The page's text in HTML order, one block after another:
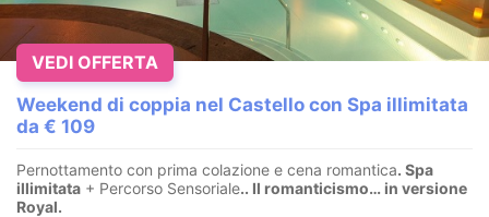
Weekend di coppia nel Castello con Spa illimitata
da € 109
Pernottamento con prima colazione e cena romantica. Spa
illimitata + Percorso Sensoriale.. Il romanticismo… in versione
Royal.
VEDI OFFERTA